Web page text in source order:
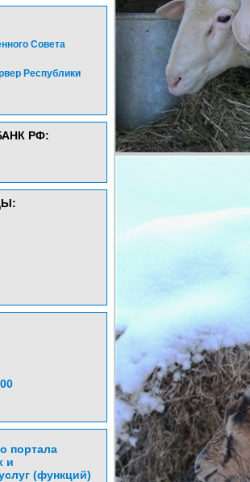
Совета
Республики
РФ: